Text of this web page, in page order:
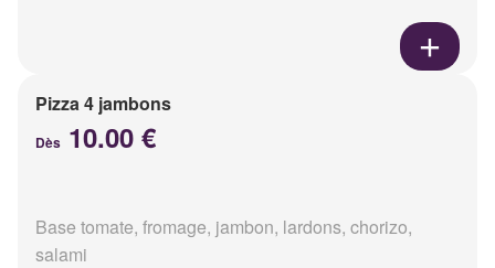
Pizza 4 jambons
Dès 10.00 €
Base tomate, fromage, jambon, lardons, chorizo,
salami